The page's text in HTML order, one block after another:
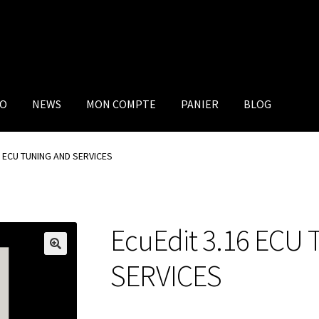
NEWS MON COMPTE PANIER BLOG
TUNING AND SERVICES
EcuEdit 3.16 ECU
SERVICES